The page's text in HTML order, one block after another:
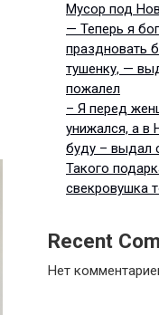
Мусор под
— Теперь я
праздновать
тушенку, —
пожалел
– Я перед
унижался, а в
буду – выдал
Такого
свекровушка
Recent
Нет